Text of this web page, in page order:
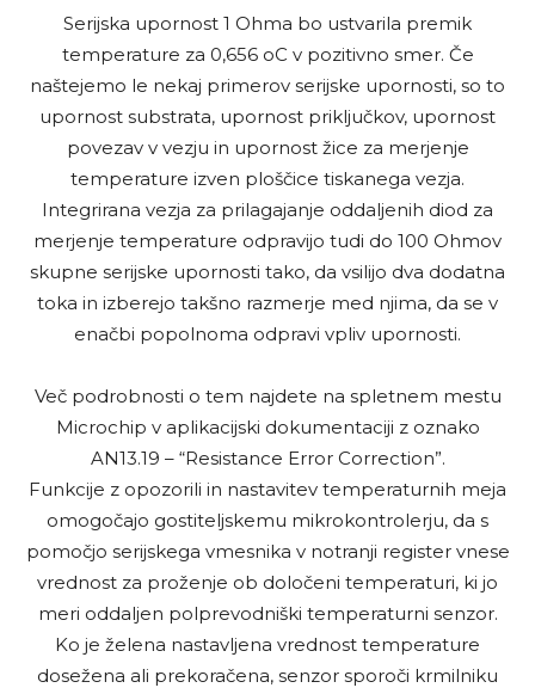
Serijska upornost 1 Ohma bo ustvarila premik
temperature za 0,656 oC v pozitivno smer. Če
naštejemo le nekaj primerov serijske upornosti, so to
upornost substrata, upornost priključkov, upornost
povezav v vezju in upornost žice za merjenje
temperature izven ploščice tiskanega vezja.
Integrirana vezja za prilagajanje oddaljenih diod za
merjenje temperature odpravijo tudi do 100 Ohmov
skupne serijske upornosti tako, da vsilijo dva dodatna
toka in izberejo takšno razmerje med njima, da se v
enačbi popolnoma odpravi vpliv upornosti.
Več podrobnosti o tem najdete na spletnem mestu
Microchip v aplikacijski dokumentaciji z oznako
AN13.19 – “Resistance Error Correction”.
Funkcije z opozorili in nastavitev temperaturnih meja
omogočajo gostiteljskemu mikrokontrolerju, da s
pomočjo serijskega vmesnika v notranji register vnese
vrednost za proženje ob določeni temperaturi, ki jo
meri oddaljen polprevodniški temperaturni senzor.
Ko je želena nastavljena vrednost temperature
dosežena ali prekoračena, senzor sporoči krmilniku